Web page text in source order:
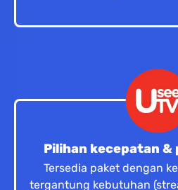
Pilihan kecepatan
Tersedia paket dengan
tergantung kebutuhan